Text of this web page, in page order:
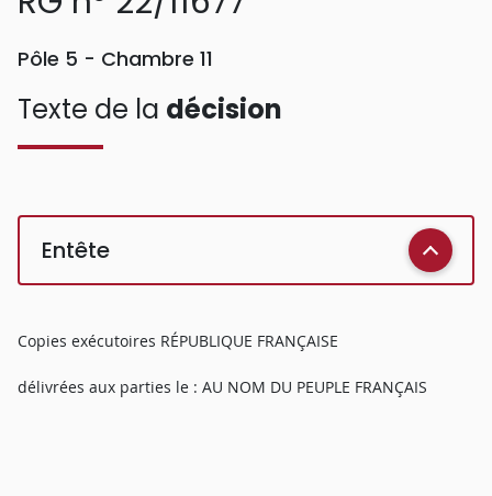
Pôle 5 - Chambre 11
Texte de la décision
Entête
Copies exécutoires RÉPUBLIQUE FRANÇAISE
délivrées aux parties le : AU NOM DU PEUPLE FRANÇAIS